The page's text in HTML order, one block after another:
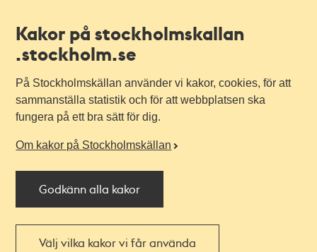
Kakor på stockholmskallan
.stockholm.se
På Stockholmskällan använder vi kakor, cookies, för att
sammanställa statistik och för att webbplatsen ska
fungera på ett bra sätt för dig.
Om kakor på Stockholmskällan
Godkänn alla kakor
Välj vilka kakor vi får använda